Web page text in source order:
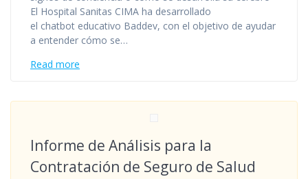
El Hospital Sanitas CIMA ha desarrollado
el chatbot educativo Baddev, con el objetivo de ayudar
a entender cómo se…
Read more
Informe de Análisis para la
Contratación de Seguro de Salud